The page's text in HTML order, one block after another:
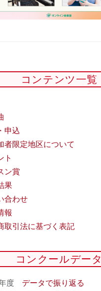
コンテンツ一覧
申込
者限定地区について
ト
ン賞
果
合わせ
報
取引法に基づく表記
コンクールデータ
度 データで振り返る